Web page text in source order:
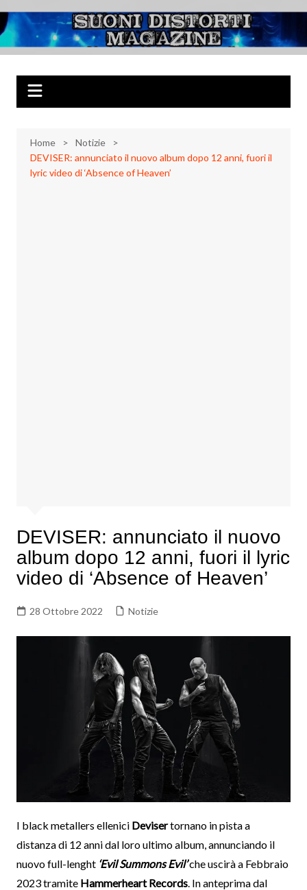
al
contenuto
Suoni Distorti
Magazine
Musica Rock, Metal, Punk e varie sonorità alternative
Home
Notizie
DEVISER: annunciato il nuovo album dopo 12 anni, fuori il
lyric video di ‘Absence of Heaven’
DEVISER: annunciato il nuovo
album dopo 12 anni, fuori il lyric
video di ‘Absence of Heaven’
28 Ottobre 2022 Notizie
I black metallers ellenici Devisertornano in pista a
distanza di 12 anni dal loro ultimo album, annunciando il
nuovo full-lenght ‘Evil Summons Evil’che uscirà a Febbraio
2023 tramite Hammerheart Records. In anteprima dal